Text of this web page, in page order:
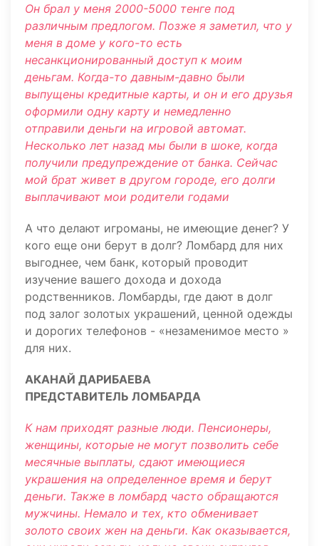
Он брал у меня 2000-5000 тенге под
различным предлогом. Позже я заметил, что у
меня в доме у кого-то есть
несанкционированный доступ к моим
деньгам. Когда-то давным-давно были
выпущены кредитные карты, и он и его друзья
оформили одну карту и немедленно
отправили деньги на игровой автомат.
Несколько лет назад мы были в шоке, когда
получили предупреждение от банка. Сейчас
мой брат живет в другом городе, его долги
выплачивают мои родители годами
А что делают игроманы, не имеющие денег? У
кого еще они берут в долг? Ломбард для них
выгоднее, чем банк, который проводит
изучение вашего дохода и дохода
родственников. Ломбарды, где дают в долг
под залог золотых украшений, ценной одежды
и дорогих телефонов - «незаменимое место »
для них.
АКАНАЙ ДАРИБАЕВА
ПРЕДСТАВИТЕЛЬ ЛОМБАРДА
К нам приходят разные люди. Пенсионеры,
женщины, которые не могут позволить себе
месячные выплаты, сдают имеющиеся
украшения на определенное время и берут
деньги. Также в ломбард часто обращаются
мужчины. Немало и тех, кто обменивает
золото своих жен на деньги. Как оказывается,